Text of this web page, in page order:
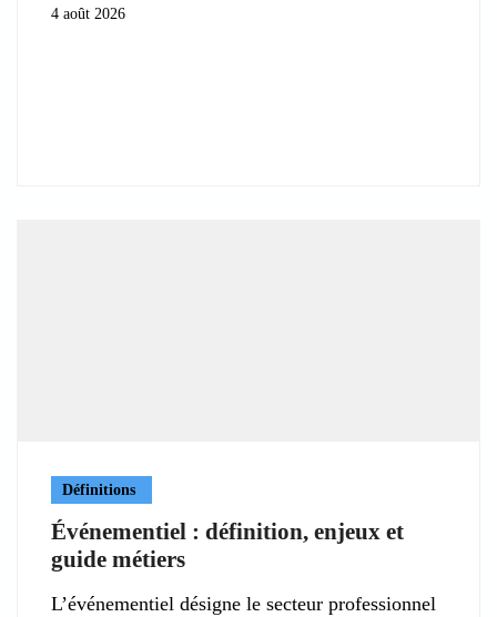
4 août 2026
Définitions
Événementiel : définition, enjeux et
guide métiers
L’événementiel désigne le secteur professionnel